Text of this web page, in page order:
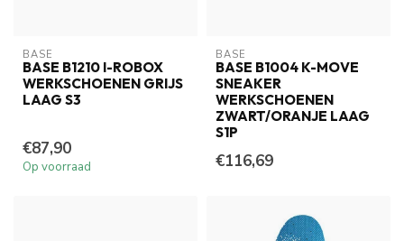
BASE
BASE B1210 I-ROBOX
WERKSCHOENEN GRIJS
LAAG S3
€87,90
Op voorraad
BASE
BASE B1004 K-MOVE
SNEAKER
WERKSCHOENEN
ZWART/ORANJE LAAG
S1P
€116,69